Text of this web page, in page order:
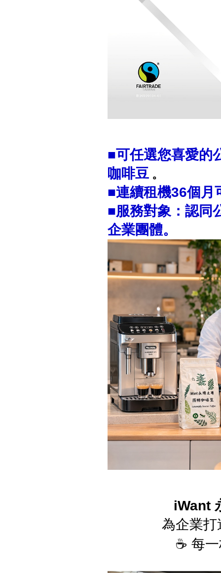
■可任選您喜愛的
咖啡豆。
■連續租機36個月
■服務對象：認同
企業團體。
iWant
為企業
☕ 每